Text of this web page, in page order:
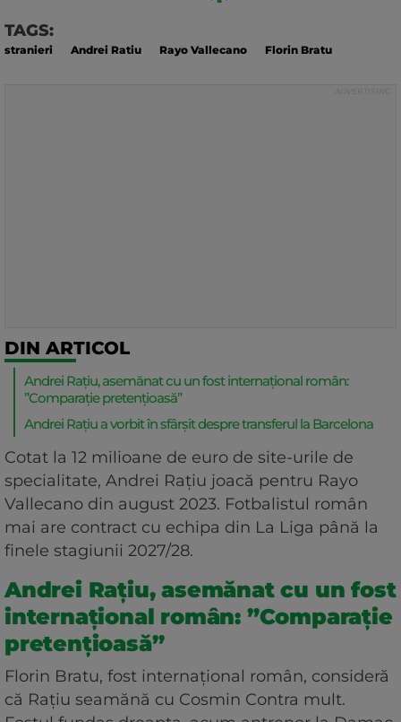
TAGS:
stranieri Andrei Ratiu Rayo Vallecano Florin Bratu
DIN ARTICOL
Andrei Rațiu, asemănat cu un fost internațional român:
”Comparație pretențioasă”
Andrei Rațiu a vorbit în sfârșit despre transferul la Barcelona
Cotat la 12 milioane de euro de site-urile de
specialitate, Andrei Rațiu joacă pentru Rayo
Vallecano din august 2023. Fotbalistul român
mai are contract cu echipa din La Liga până la
finele stagiunii 2027/28.
Andrei Rațiu, asemănat cu un fost
internațional român: ”Comparație
pretențioasă”
Florin Bratu, fost internațional român, consideră
că Rațiu seamănă cu Cosmin Contra mult.